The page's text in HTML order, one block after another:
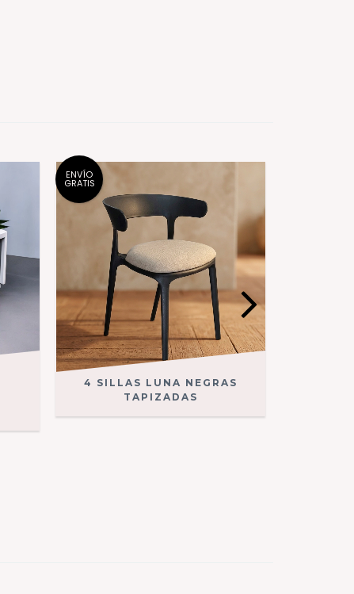
ENVÍO
GRATIS
4 SILLAS LUNA NEGRAS
TAPIZADAS